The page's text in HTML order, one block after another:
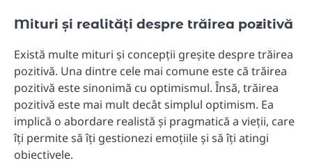
Mituri și realități despre trăirea pozitivă
Există multe mituri și concepții greșite despre trăirea
pozitivă. Una dintre cele mai comune este că trăirea
pozitivă este sinonimă cu optimismul. Însă, trăirea
pozitivă este mai mult decât simplul optimism. Ea
implică o abordare realistă și pragmatică a vieții, care
îți permite să îți gestionezi emoțiile și să îți atingi
obiectivele.